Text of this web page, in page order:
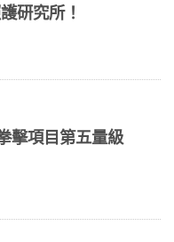
研究所！
擊項目第五量級